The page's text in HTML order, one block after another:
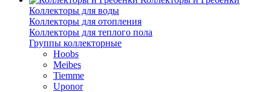
Коллекторы для воды
Коллекторы для отопления
Коллекторы для теплого пола
Группы коллекторные
Hoobs
Meibes
Tiemme
Uponor